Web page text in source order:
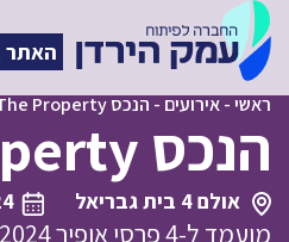
האתר
ראשי-אירועים - הנכס The Property
הנכס The Property
אולם 4 בית גבריאל